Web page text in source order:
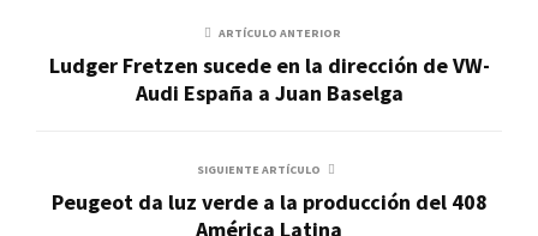
ARTÍCULO ANTERIOR
Ludger Fretzen sucede en la dirección de VW-
Audi España a Juan Baselga
SIGUIENTE ARTÍCULO
Peugeot da luz verde a la producción del 408
América Latina